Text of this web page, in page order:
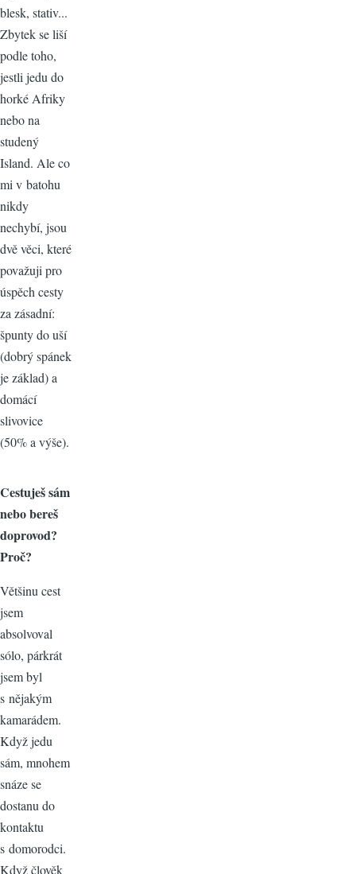
blesk, stativ...
Zbytek se liší
podle toho,
jestli jedu do
horké Afriky
nebo na
studený
Island. Ale co
mi v batohu
nikdy
nechybí, jsou
dvě věci, které
považuji pro
úspěch cesty
za zásadní:
špunty do uší
(dobrý spánek
je základ) a
domácí
slivovice
(50% a výše).
Cestuješ sám
nebo bereš
doprovod?
Proč?
Většinu cest
jsem
absolvoval
sólo, párkrát
jsem byl
s nějakým
kamarádem.
Když jedu
sám, mnohem
snáze se
dostanu do
kontaktu
s domorodci.
Když člověk